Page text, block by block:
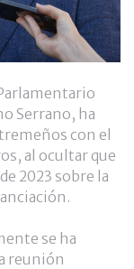
Serrano, ha
con el
al ocultar que
2023 sobre la
se ha
reunión